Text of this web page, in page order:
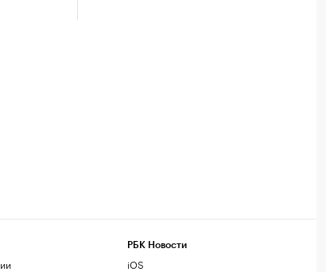
РБК Новости
iOS